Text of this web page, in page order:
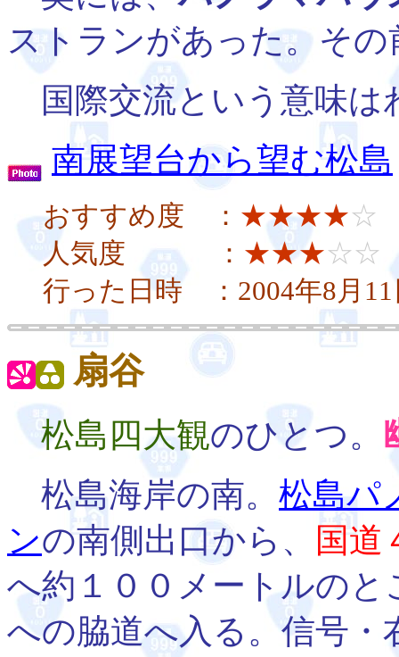
ストランがあった。そ
国際交流という意味は
南展望台から望む松島
おすすめ度 ： ★★★★☆
人気度 ： ★★★☆☆
行った日時 ：2004年8月
扇谷
松島四大観のひとつ。
松島海岸の南。 松島パ
ンの南側出口から、
国道
へ約１００メートルのと
への脇道へ入る。信号